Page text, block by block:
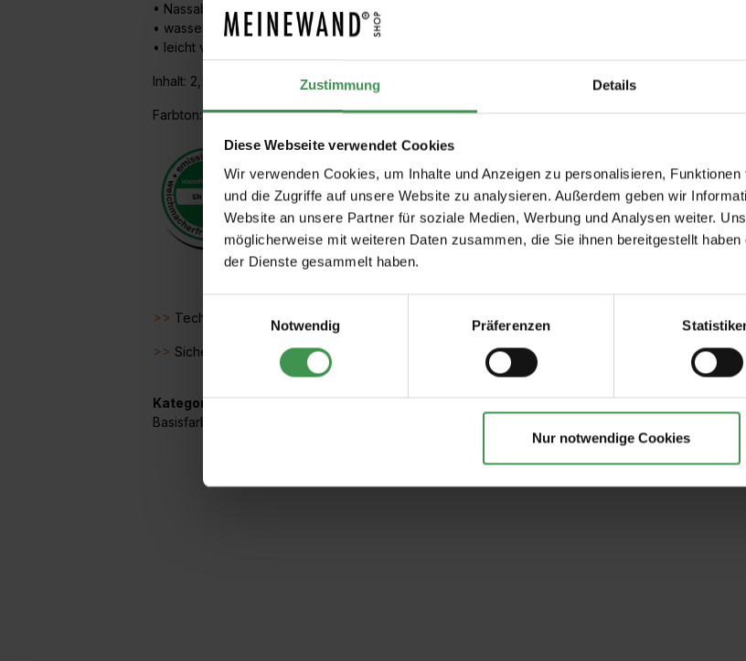
Zustimmung Details
Diese Webseite verwendet Cookies
Wir verwenden Cookies, um Inhalte und Anzeigen zu personalisieren,
und die Zugriffe auf unsere Website zu analysieren. Außerdem geben wir
Website an unsere Partner für soziale Medien, Werbung und Analysen weiter.
möglicherweise mit weiteren Daten zusammen, die Sie ihnen bereitgestellt
der Dienste gesammelt haben.
Notwendig
Präferenzen
Nur notwendige Cookies
• Nassabriebbeständigkeit Klasse 3
• wasserdampfdiffusionsfähig
• leicht verarbeitbar
Inhalt: 2,5 Liter
Farbton: weiß
>> Technisches Merkblatt
>> Sicherheitsdatenblatt
Kategorien:
Basisfarben